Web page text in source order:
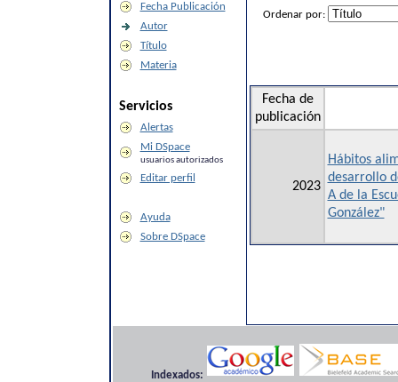
Fecha Publicación
Autor
Título
Materia
Servicios
Alertas
Mi DSpace
usuarios autorizados
Editar perfil
Ayuda
Sobre DSpace
Ordenar por:
Fecha de
publicación
2023
Hábitos
desarrollo
A de la
González"
Indexados: